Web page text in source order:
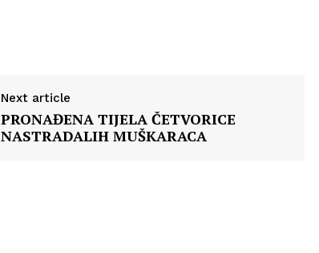
Next article
PRONAĐENA TIJELA ČETVORICE
NASTRADALIH MUŠKARACA